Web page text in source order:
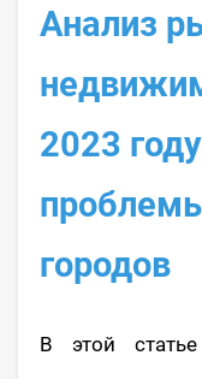
Анализ
2023
городов
В этой статье